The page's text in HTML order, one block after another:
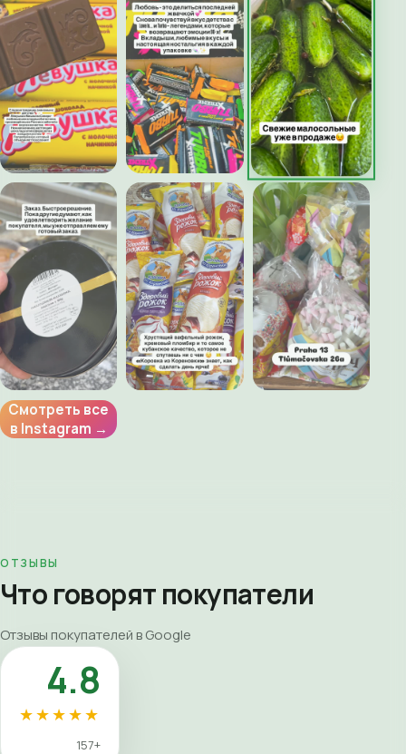
Смотреть все
в Instagram →
ОТЗЫВЫ
Что говорят покупатели
Отзывы покупателей в Google
4.8
★★★★★
157+